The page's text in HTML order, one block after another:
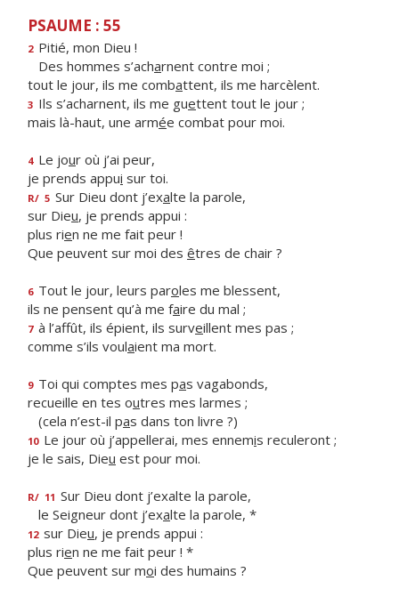
PSAUME : 55
2 Pitié, mon Dieu !
Des hommes s’acharnent contre moi ;
tout le jour, ils me combattent, ils me harcèlent.
3 Ils s’acharnent, ils me guettent tout le jour ;
mais là-haut, une armée combat pour moi.
4 Le jour où j’ai peur,
je prends appui sur toi.
R/ 5 Sur Dieu dont j’exalte la parole,
sur Dieu, je prends appui :
plus rien ne me fait peur !
Que peuvent sur moi des êtres de chair ?
6 Tout le jour, leurs paroles me blessent,
ils ne pensent qu’à me faire du mal ;
7 à l’affût, ils épient, ils surveillent mes pas ;
comme s’ils voulaient ma mort.
9 Toi qui comptes mes pas vagabonds,
recueille en tes outres mes larmes ;
(cela n’est-il pas dans ton livre ?)
10 Le jour où j’appellerai, mes ennemis reculeront ;
je le sais, Dieu est pour moi.
R/ 11 Sur Dieu dont j’exalte la parole,
le Seigneur dont j’exalte la parole, *
12 sur Dieu, je prends appui :
plus rien ne me fait peur ! *
Que peuvent sur moi des humains ?